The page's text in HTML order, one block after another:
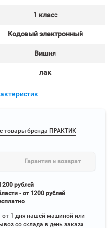
1 класс
Кодовый электронный
Вишня
лак
товары бренда ПРАКТИК
Гарантия и возврат
рублей
- от 1200 рублей
от 1 дня нашей машиной или
со склада в день заказа